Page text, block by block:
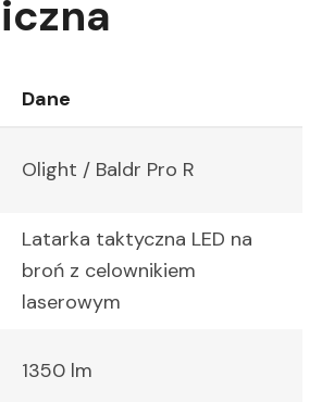
Dane
Olight / Baldr Pro R
Latarka taktyczna LED na
broń z celownikiem
laserowym
1350 lm